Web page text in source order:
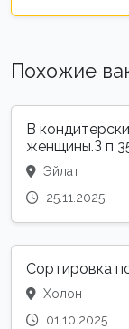
Похожие
В
женщины.З п
Эйлат
25.11.2025
Сортировка
Холон
01.10.2025